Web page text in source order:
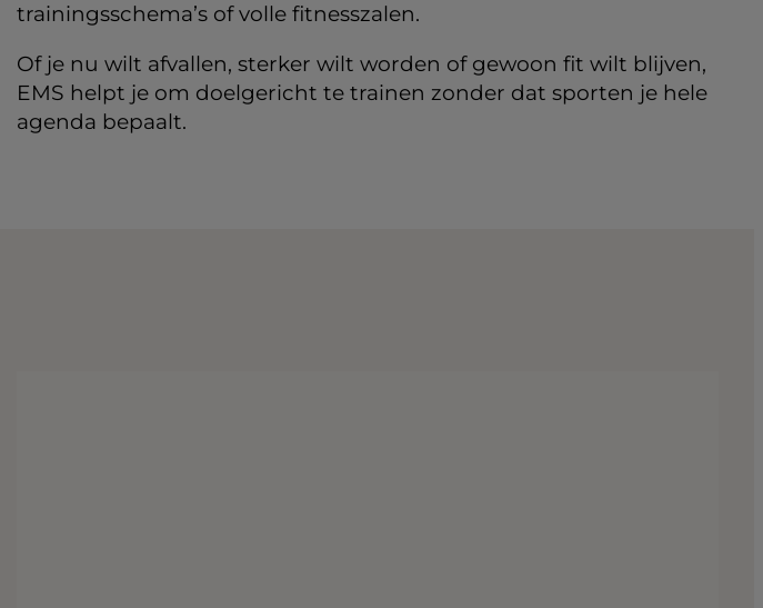
trainingsschema’s of volle fitnesszalen.
Of je nu wilt afvallen, sterker wilt worden of gewoon fit wilt blijven,
EMS helpt je om doelgericht te trainen zonder dat sporten je hele
agenda bepaalt.